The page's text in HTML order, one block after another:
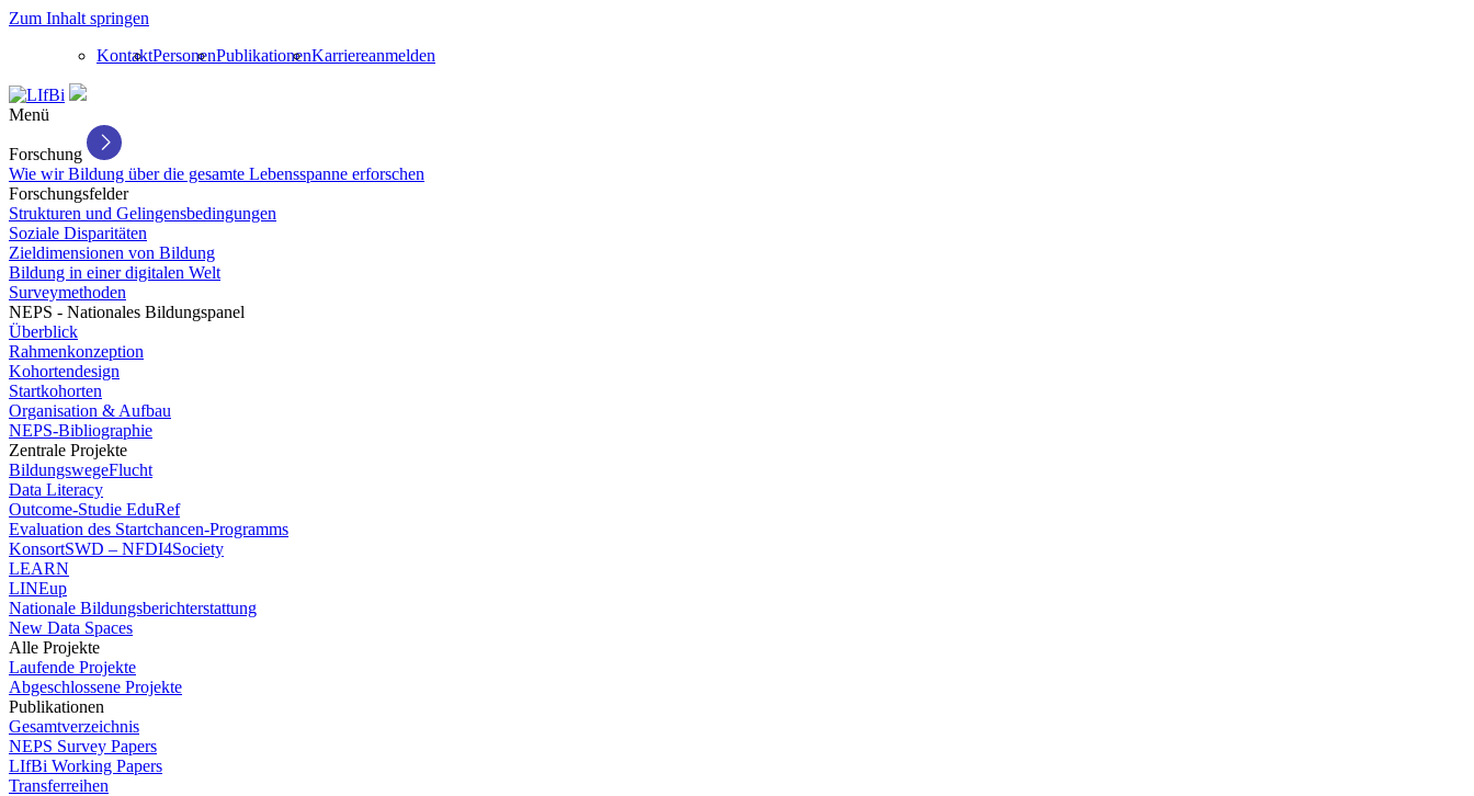
Zum Inhalt springen
KontaktPersonenPublikationenKarriereanmelden
Menü
Forschung
Wie wir Bildung über die gesamte Lebensspanne erforschen
Forschungsfelder
Strukturen und Gelingensbedingungen
Soziale Disparitäten
Zieldimensionen von Bildung
Bildung in einer digitalen Welt
Surveymethoden
NEPS - Nationales Bildungspanel
Überblick
Rahmenkonzeption
Kohortendesign
Startkohorten
Organisation & Aufbau
NEPS-Bibliographie
Zentrale Projekte
BildungswegeFlucht
Data Literacy
Outcome-Studie EduRef
Evaluation des Startchancen-Programms
KonsortSWD – NFDI4Society
LEARN
LINEup
Nationale Bildungsberichterstattung
New Data Spaces
Alle Projekte
Laufende Projekte
Abgeschlossene Projekte
Publikationen
Gesamtverzeichnis
NEPS Survey Papers
LIfBi Working Papers
Transferreihen